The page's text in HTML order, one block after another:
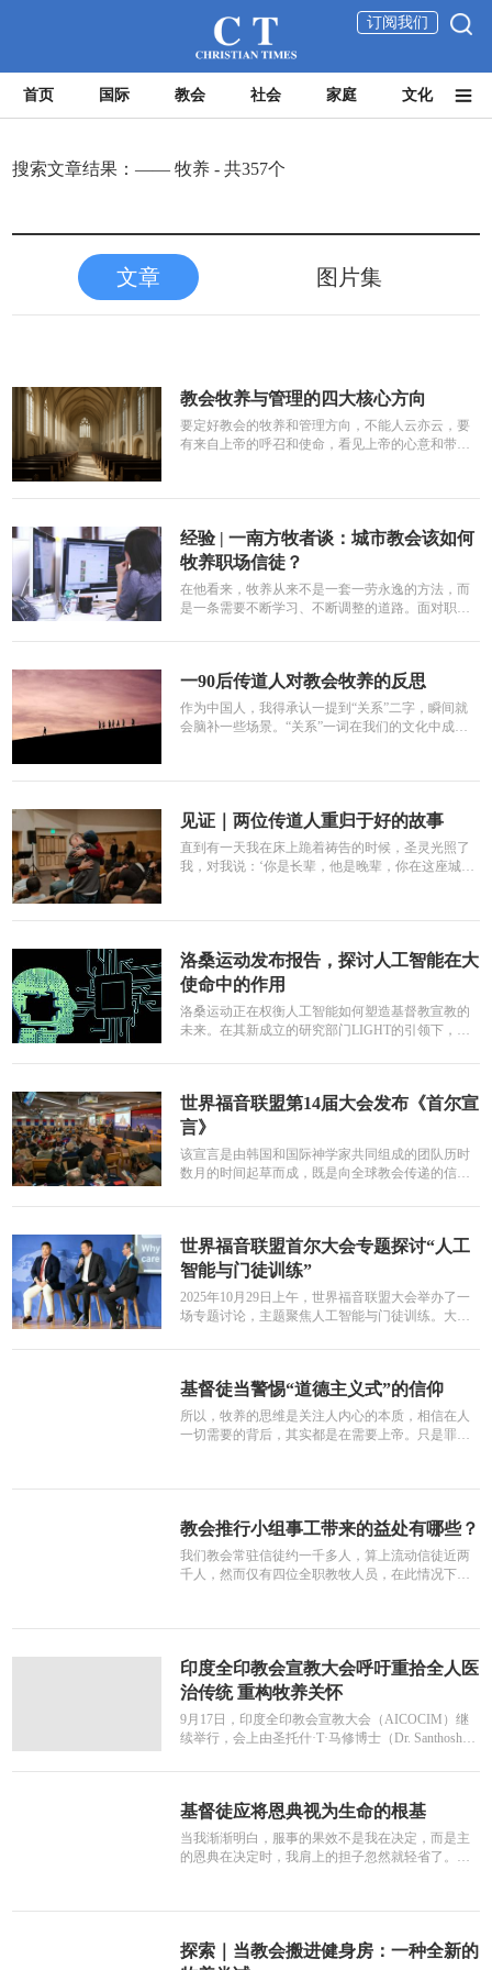
订阅我们
首页 国际 教会 社会 家庭 文化
搜索文章结果：—— 牧养 - 共357个
文章 图片集
教会牧养与管理的四大核心方向
要定好教会的牧养和管理方向，不能人云亦云，要
有来自上帝的呼召和使命，看见上帝的心意和带
经验 | 一南方牧者谈：城市教会该如何
牧养职场信徒？
在他看来，牧养从来不是一套一劳永逸的方法，而
是一条需要不断学习、不断调整的道路。面对职场
一90后传道人对教会牧养的反思
作为中国人，我得承认一提到“关系”二字，瞬间就
会脑补一些场景。“关系”一词在我们的文化中成为
见证｜两位传道人重归于好的故事
直到有一天我在床上跪着祷告的时候，圣灵光照了
我，对我说：‘你是长辈，他是晚辈，你在这座城市
洛桑运动发布报告，探讨人工智能在大
使命中的作用
洛桑运动正在权衡人工智能如何塑造基督教宣教的
未来。在其新成立的研究部门LIGHT的引领下，洛
世界福音联盟第14届大会发布《首尔宣
言》
该宣言是由韩国和国际神学家共同组成的团队历时
数月的时间起草而成，既是向全球教会传递的信
世界福音联盟首尔大会专题探讨“人工
智能与门徒训练”
2025年10月29日上午，世界福音联盟大会举办了一
场专题讨论，主题聚焦人工智能与门徒训练。大会
基督徒当警惕“道德主义式”的信仰
所以，牧养的思维是关注人内心的本质，相信在人
一切需要的背后，其实都是在需要上帝。只是罪带
教会推行小组事工带来的益处有哪些？
我们教会常驻信徒约一千多人，算上流动信徒近两
千人，然而仅有四位全职教牧人员，在此情况下，
印度全印教会宣教大会呼吁重拾全人医
治传统 重构牧养关怀
9月17日，印度全印教会宣教大会（AICOCIM）继
续举行，会上由圣托什·T·马修博士（Dr. Santhosh
基督徒应将恩典视为生命的根基
当我渐渐明白，服事的果效不是我在决定，而是主
的恩典在决定时，我肩上的担子忽然就轻省了。因
探索｜当教会搬进健身房：一种全新的